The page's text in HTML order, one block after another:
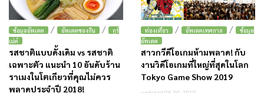
ข้อมูลอัพเดต / อัพเดตของกิน /
กูร์
เม่ต์
รสชาติแบบดั้งเดิม vs รสชาติ
เฉพาะตัว แนะนำ 10 อันดับร้าน
ราเมงในโตเกียวที่คุณไม่ควร
พลาดประจำปี 2018!
ท่องเที่ยว / อัพเดตเทศกาล /
ข้อมูล
อัพเดต
สาวกวีดีโอเกมห้ามพลาด! กับ
งานวิดีโอเกมที่ใหญ่ที่สุดในโลก
Tokyo Game Show 2019